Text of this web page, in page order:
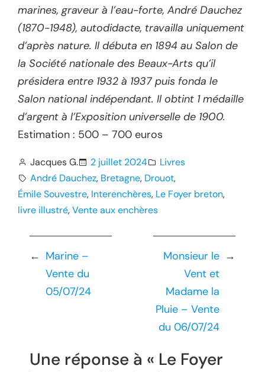
marines, graveur à l’eau-forte, André Dauchez
(1870-1948), autodidacte, travailla uniquement
d’après nature. Il débuta en 1894 au Salon de
la Société nationale des Beaux-Arts qu’il
présidera entre 1932 à 1937 puis fonda le
Salon national indépendant. Il obtint 1 médaille
d’argent à l’Exposition universelle de 1900.
Estimation : 500 – 700 euros
Jacques G. 2 juillet 2024
Livres
André Dauchez, Bretagne, Drouot,
Émile Souvestre, Interenchères, Le Foyer breton,
livre illustré, Vente aux enchères
← Marine –
Vente du
05/07/24
→
Monsieur le
Vent et
Madame la
Pluie – Vente
du 06/07/24
Une réponse à « Le Foyer